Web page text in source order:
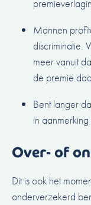
Mannen
discriminatie.
meer vanuit
de premie
Bent langer
in
Over- of
Dit is ook het
onderverzekerd